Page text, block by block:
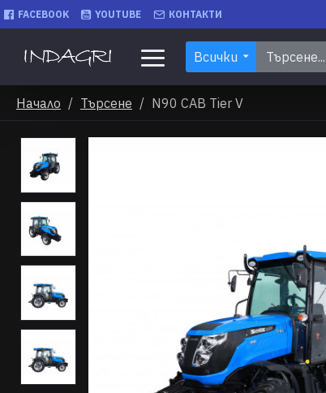
FACEBOOK YOUTUBE КОНТАКТИ
Всички
Начало Търсене N90 CAB Tier V